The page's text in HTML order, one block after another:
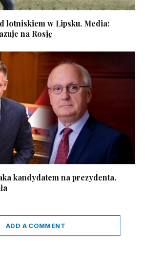
lotniskiem w Lipsku. Media:
na Rosję
kandydatem na prezydenta.
ADD A COMMENT